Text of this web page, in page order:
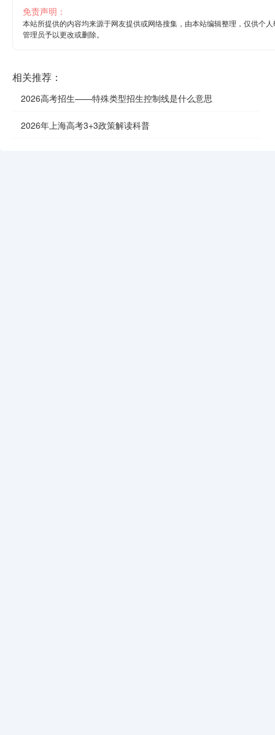
免责声明：
本站所提供的内容均来源于网友提供或网络搜集，由本站编辑整理，仅供个
管理员予以更改或删除。
相关推荐：
2026高考招生——特殊类型招生控制线是什么意思
2026年上海高考3+3政策解读科普